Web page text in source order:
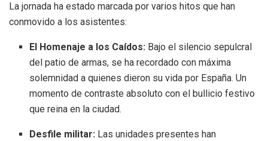
La jornada ha estado marcada por varios hitos que han
conmovido a los asistentes:
El Homenaje a los Caídos: Bajo el silencio sepulcral
del patio de armas, se ha recordado con máxima
solemnidad a quienes dieron su vida por España. Un
momento de contraste absoluto con el bullicio festivo
que reina en la ciudad.
Desfile militar: Las unidades presentes han